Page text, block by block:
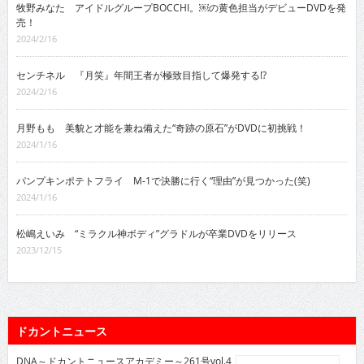
牧野みなた アイドルグループBOCCHI。￼の黄色担当がデビューDVDを発
売！
2024/2/16
センチネル 『月笑』年間王者が極致目指して爆発する!?
2024/2/16
月野もも 美貌と才能を兼ね備えた“奇跡の原石”がDVDに初挑戦！
2024/1/16
パンプキンポテトフライ M-1で決勝に行く“理由”が見つかった(笑)
2024/1/16
松嶋えいみ “ミラクル神ボディ”グラドルが卒業DVDをリリース
2023/12/15
ドカントニュース
DNA～ドカントニュースアカデミー～261号vol.4